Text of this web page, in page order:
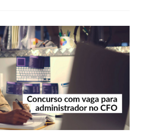
Oficiais
Técnicos
Temporários